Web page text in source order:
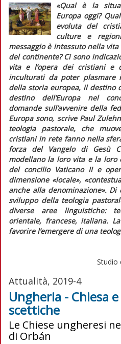
«Qual è la
Europa oggi?
evoluta del
culture e
messaggio è intessuto nella
del continente? Ci sono
vita e l’opera dei cristiani e
inculturati da poter plasmare
della storia europea, il
destino dell’Europa nel
domande sull’avvenire della
Europa sono, scrive Paul
teologia pastorale, che
cristiani in rete fanno nella
forza del Vangelo di Gesù
modellano la loro vita e la loro
del concilio Vaticano II e
dimensione «locale»,
anche alla denominazione».
sviluppo della teologia
diverse aree linguistiche:
orientale, francese, italiana.
favorire l’emergere di una
Studio
Attualità, 2019-4
Ungheria - Chiesa
scettiche
Le Chiese ungheresi
di Orbán